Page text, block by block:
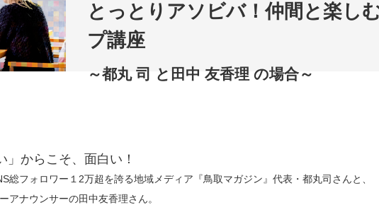
とっとりアソビバ！仲間と楽し
プ講座
～都丸 司 と田中 友香理 の場合～
」からこそ、面白い！
総フォロワー１2万超を誇る地域メディア『鳥取マガジン』代表・都丸司さんと、
アナウンサーの田中友香理さん。